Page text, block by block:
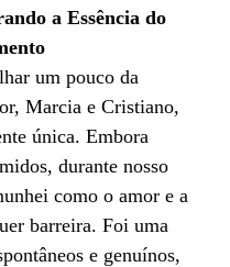
a Essência do
um pouco da
Marcia e Cristiano,
única. Embora
durante nosso
como o amor e a
barreira. Foi uma
e genuínos,